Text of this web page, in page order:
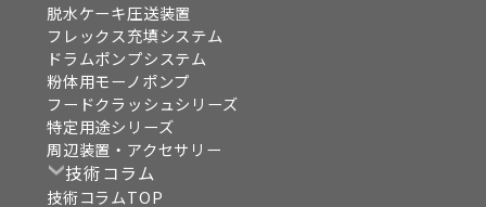
脱水ケーキ圧送装置
フレックス充填システム
ドラムポンプシステム
粉体用モーノポンプ
フードクラッシュシリーズ
特定用途シリーズ
周辺装置・アクセサリー
技術コラム
技術コラムTOP